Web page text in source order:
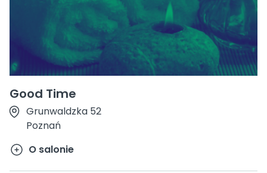
Good Time
Grunwaldzka 52
Poznań
O salonie